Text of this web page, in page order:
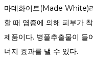
마데화이트(Made White)
할 때 염증에 의해 피부가
제품이다. 병풀추출물이 들
너지 효과를 낼 수 있다.